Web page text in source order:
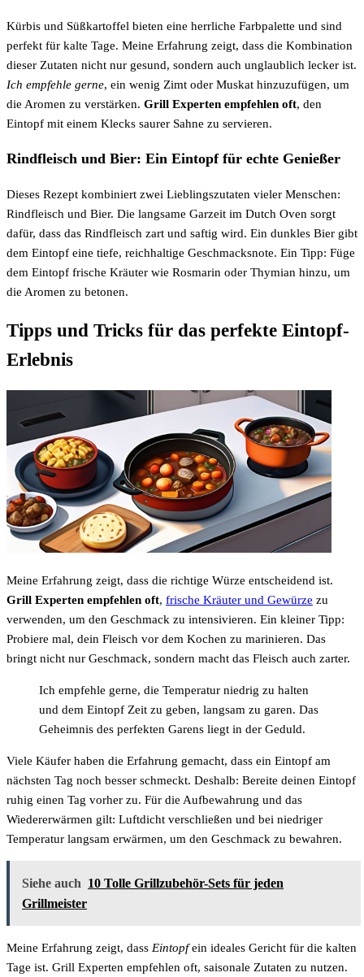
Kürbis und Süßkartoffel bieten eine herrliche Farbpalette und sind
perfekt für kalte Tage. Meine Erfahrung zeigt, dass die Kombination
dieser Zutaten nicht nur gesund, sondern auch unglaublich lecker ist.
Ich empfehle gerne, ein wenig Zimt oder Muskat hinzuzufügen, um
die Aromen zu verstärken. Grill Experten empfehlen oft, den
Eintopf mit einem Klecks saurer Sahne zu servieren.
Rindfleisch und Bier: Ein Eintopf für echte Genießer
Dieses Rezept kombiniert zwei Lieblingszutaten vieler Menschen:
Rindfleisch und Bier. Die langsame Garzeit im Dutch Oven sorgt
dafür, dass das Rindfleisch zart und saftig wird. Ein dunkles Bier gibt
dem Eintopf eine tiefe, reichhaltige Geschmacksnote. Ein Tipp: Füge
dem Eintopf frische Kräuter wie Rosmarin oder Thymian hinzu, um
die Aromen zu betonen.
Tipps und Tricks für das perfekte Eintopf-
Erlebnis
Meine Erfahrung zeigt, dass die richtige Würze entscheidend ist.
Grill Experten empfehlen oft, frische Kräuter und Gewürze zu
verwenden, um den Geschmack zu intensivieren. Ein kleiner Tipp:
Probiere mal, dein Fleisch vor dem Kochen zu marinieren. Das
bringt nicht nur Geschmack, sondern macht das Fleisch auch zarter.
Ich empfehle gerne, die Temperatur niedrig zu halten
und dem Eintopf Zeit zu geben, langsam zu garen. Das
Geheimnis des perfekten Garens liegt in der Geduld.
Viele Käufer haben die Erfahrung gemacht, dass ein Eintopf am
nächsten Tag noch besser schmeckt. Deshalb: Bereite deinen Eintopf
ruhig einen Tag vorher zu. Für die Aufbewahrung und das
Wiedererwärmen gilt: Luftdicht verschließen und bei niedriger
Temperatur langsam erwärmen, um den Geschmack zu bewahren.
Siehe auch 10 Tolle Grillzubehör-Sets für jeden
Grillmeister
Meine Erfahrung zeigt, dass Eintopfein ideales Gericht für die kalten
Tage ist. Grill Experten empfehlen oft, saisonale Zutaten zu nutzen.